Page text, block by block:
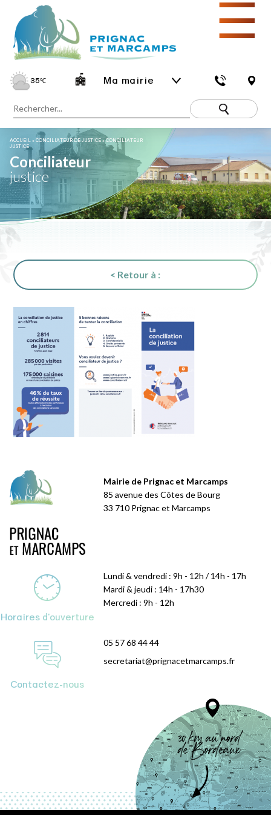
35℃ Ma mairie
☰
ACCUEIL »CONCILIATEUR DE JUSTICE»CONCILIATEUR
JUSTICE
Conciliateur
justice
< Retour à :
Mairie de Prignac et Marcamps
85 avenue des Côtes de Bourg
33 710 Prignac et Marcamps
Horaires d'ouverture
Lundi & vendredi : 9h - 12h / 14h - 17h
Mardi & jeudi : 14h - 17h30
Mercredi : 9h - 12h
Contactez-nous
05 57 68 44 44
secretariat@prignacetmarcamps.fr